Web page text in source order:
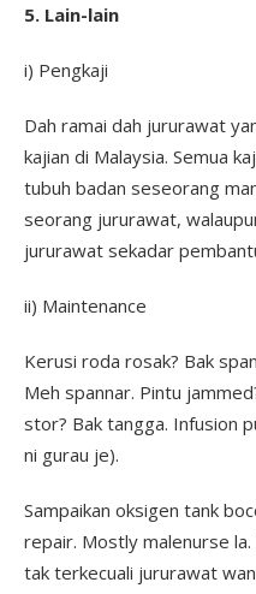
5. Lain-lain
i) Pengkaji
Dah ramai dah jururawat
kajian di Malaysia. Semua
tubuh badan seseorang
seorang jururawat,
jururawat sekadar
ii) Maintenance
Kerusi roda rosak? Bak
Meh spannar. Pintu
stor? Bak tangga. Infusion
ni gurau je).
Sampaikan oksigen tank
repair. Mostly malenurse
tak terkecuali jururawat